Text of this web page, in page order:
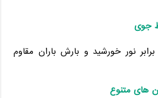
جوی
نور خورشید و بارش باران مقاوم
های متنوع